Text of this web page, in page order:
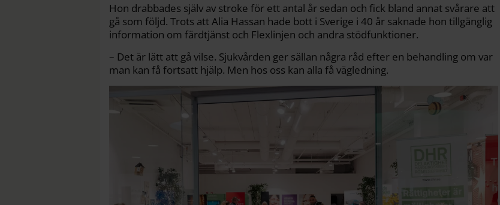
Hon drabbades själv av stroke för ett antal år sedan och fick bland annat svårare att
gå som följd. Trots att Alia Hassan hade bott i Sverige i 40 år saknade hon tillgänglig
information om färdtjänst och Flexlinjen och andra stödfunktioner.
– Det är lätt att gå vilse. Sjukvården ger sällan några råd efter en behandling om var
man kan få fortsatt hjälp. Men hos oss kan alla få vägledning.